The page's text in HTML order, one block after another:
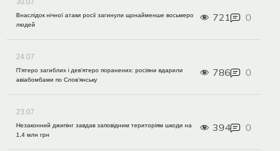
Внаслідок нічної атаки росії загинули щонайменше восьмеро
людей
30.07
721 0
П’ятеро загиблих і дев’ятеро поранених: росіяни вдарили
авіабомбами по Слов’янську
24.07
786 0
Незаконний джипінг завдав заповідним територіям шкоди на
1,4 млн грн
23.07
394 0